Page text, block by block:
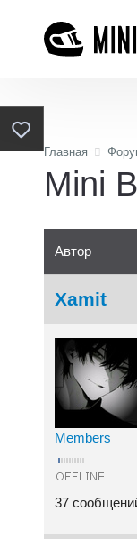
Главная
Mini
Автор
Xamit
Members
37